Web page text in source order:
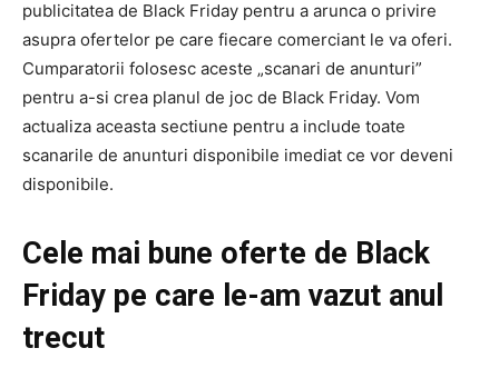
publicitatea de Black Friday pentru a arunca o privire
asupra ofertelor pe care fiecare comerciant le va oferi.
Cumparatorii folosesc aceste „scanari de anunturi”
pentru a-si crea planul de joc de Black Friday. Vom
actualiza aceasta sectiune pentru a include toate
scanarile de anunturi disponibile imediat ce vor deveni
disponibile.
Cele mai bune oferte de Black
Friday pe care le-am vazut anul
trecut